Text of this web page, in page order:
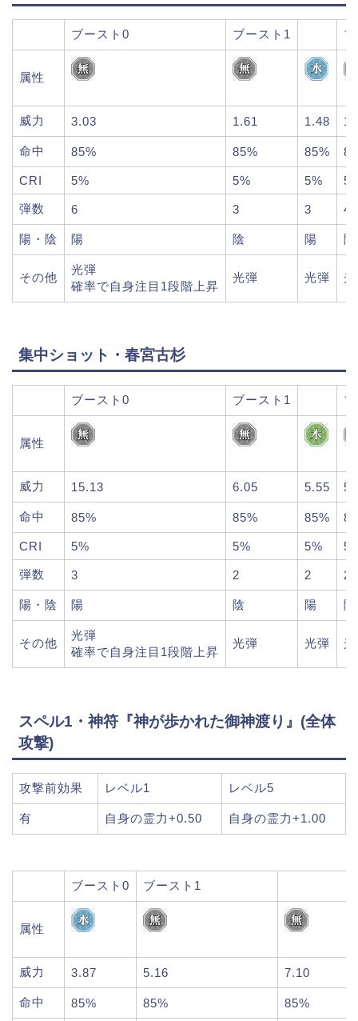
ブースト0 ブースト1
属性
威力 3.03 1.61 1.48
命中 85% 85% 85%
CRI 5% 5% 5%
弾数 6 3 3 4
陽・陰 陽 陰 陽 陰
その他
光弾
確率で自身注目1段階上昇
光弾 光弾
集中ショット・春宮古杉
ブースト0 ブースト1
属性
威力 15.13 6.05 5.55
命中 85% 85% 85%
CRI 5% 5% 5%
弾数 3 2 2 2
陽・陰 陽 陰 陽 陰
その他
光弾
確率で自身注目1段階上昇
光弾 光弾
スペル1・神符『神が歩かれた御神渡り』(全体
攻撃)
攻撃前効果 レベル1 レベル5
有 自身の霊力+0.50 自身の霊力+1.00
ブースト0 ブースト1
属性
威力 3.87 5.16 7.10
命中 85% 85% 85%